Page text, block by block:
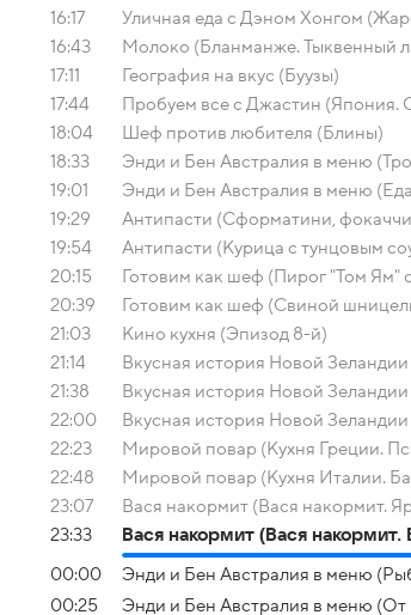
16:17
Уличная еда с Дэном Хонгом
16:43
Молоко (Бланманже. Тыквенный
17:11
География на вкус (Буузы)
17:44
Пробуем все с Джастин (Япония.
18:04
Шеф против любителя (Блины)
18:33
Энди и Бен Австралия в меню
19:01
Энди и Бен Австралия в меню
19:29
Антипасти (Сформатини,
19:54
Антипасти (Курица с тунцовым
20:15
Готовим как шеф (Пирог "Том Ям"
20:39
Готовим как шеф (Свиной
21:03
Кино кухня (Эпизод 8-й)
21:14
Вкусная история Новой
21:38
Вкусная история Новой Зеландии
22:00
Вкусная история Новой
22:23
Мировой повар (Кухня Греции.
22:48
Мировой повар (Кухня Италии.
23:07
Вася накормит (Вася накормит.
23:33
Вася накормит (Вася
00:00
Энди и Бен Австралия в меню
00:25
Энди и Бен Австралия в меню